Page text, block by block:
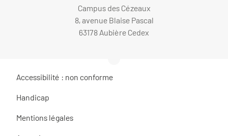
Campus des Cézeaux
8, avenue Blaise Pascal
63178 Aubière Cedex
Accessibilité : non conforme
Handicap
Mentions légales